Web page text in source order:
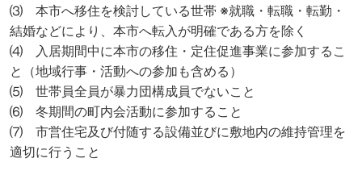
⑶ 本市へ移住を検討している世帯 ※就職・転職・転勤・
結婚などにより、本市へ転入が明確である方を除く
⑷ 入居期間中に本市の移住・定住促進事業に参加するこ
と（地域行事・活動への参加も含める）
⑸ 世帯員全員が暴力団構成員でないこと
⑹ 冬期間の町内会活動に参加すること
⑺ 市営住宅及び付随する設備並びに敷地内の維持管理を
適切に行うこと